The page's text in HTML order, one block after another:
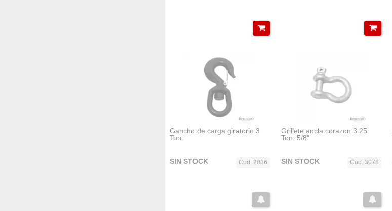
Gancho de carga giratorio 3
Ton.
Cod. 2036
SIN STOCK
Grillete ancla corazon 3.25
Ton. 5/8"
Cod. 3078
SIN STOCK